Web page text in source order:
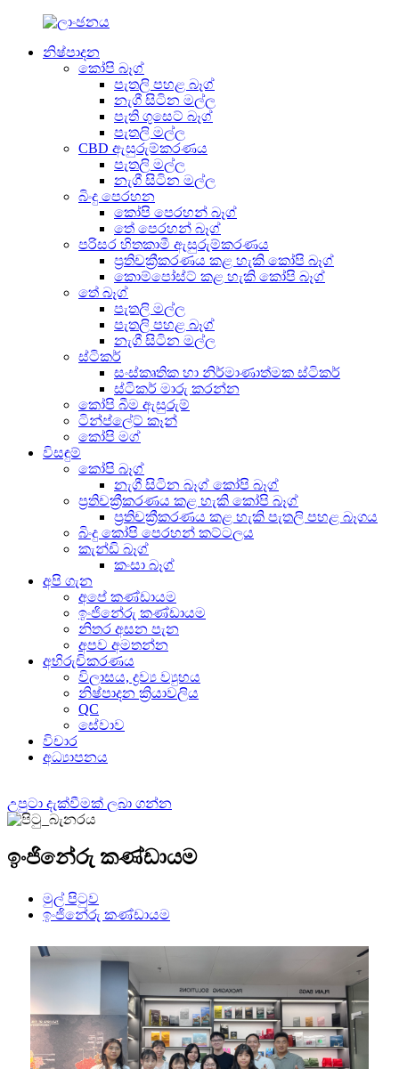
නිෂ්පාදන
කෝපි බෑග්
පැතලි පහළ බෑග්
නැගී සිටින මල්ල
පැති ගුසෙට් බෑග්
පැතලි මල්ල
CBD ඇසුරුම්කරණය
පැතලි මල්ල
නැගී සිටින මල්ල
බිංදු පෙරහන
කෝපි පෙරහන් බෑග්
තේ පෙරහන් බෑග්
පරිසර හිතකාමී ඇසුරුම්කරණය
ප්‍රතිචක්‍රීකරණය කළ හැකි කෝපි බෑග්
කොම්පෝස්ට් කළ හැකි කෝපි බෑග්
තේ බෑග්
පැතලි මල්ල
පැතලි පහළ බෑග්
නැගී සිටින මල්ල
ස්ටිකර්
සංස්කෘතික හා නිර්මාණාත්මක ස්ටිකර්
ස්ටිකර් මාරු කරන්න
කෝපි බීම ඇසුරුම්
ටින්ප්ලේට් කෑන්
කෝපි මග්
විසඳුම්
කෝපි බෑග්
නැගී සිටින බෑග් කෝපි බෑග්
ප්‍රතිචක්‍රීකරණය කළ හැකි කෝපි බෑග්
ප්‍රතිචක්‍රීකරණය කළ හැකි පැතලි පහළ බෑගය
බිංදු කෝපි පෙරහන් කට්ටලය
කැන්ඩි බෑග්
කංසා බෑග්
අපි ගැන
අපේ කණ්ඩායම
ඉංජිනේරු කණ්ඩායම
නිතර අසන පැන
අපව අමතන්න
අභිරුචිකරණය
විලාසය, ද්‍රව්‍ය ව්‍යුහය
නිෂ්පාදන ක්‍රියාවලිය
QC
සේවාව
විචාර
අධ්‍යාපනය
උපුටා දැක්වීමක් ලබා ගන්න
ඉංජිනේරු කණ්ඩායම
මුල් පිටුව
ඉංජිනේරු කණ්ඩායම